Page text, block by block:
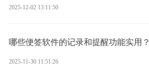
2025-12-02 13:11:50
哪些便签软件的记录和提醒功能实用？
2025-11-30 11:51:26